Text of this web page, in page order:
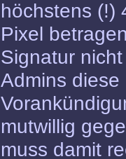
höchstens (!)
Pixel
Signatur
Admins
mutwillig
muss damit